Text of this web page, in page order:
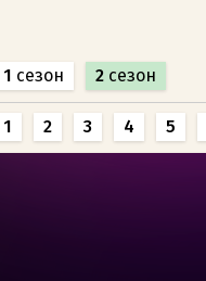
1 сезон 2 сезон
1 2 3 4 5